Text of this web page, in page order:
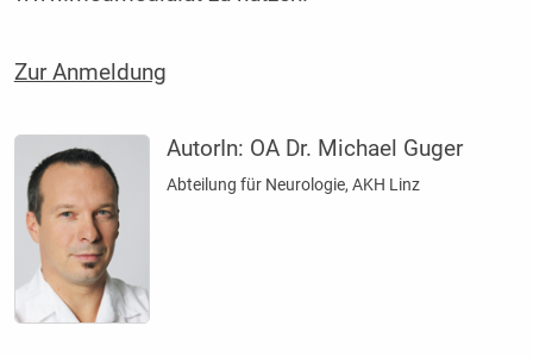
Zur Anmeldung
AutorIn: OA Dr. Michael Guger
Abteilung für Neurologie, AKH Linz